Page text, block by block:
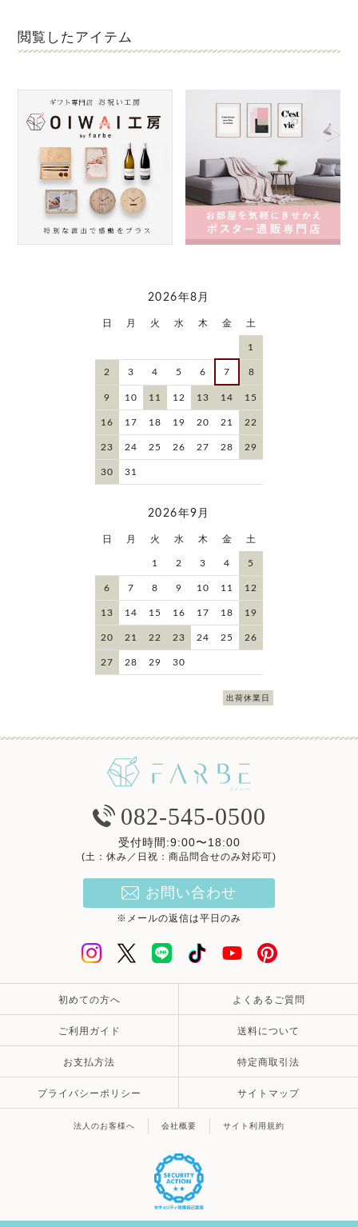
閲覧したアイテム
2026年8月
日 月 火 水 木 金 土
1
2 3 4 5 6 7 8
9 10 11 12 13 14 15
16 17 18 19 20 21 22
23 24 25 26 27 28 29
30 31
2026年9月
日 月 火 水 木 金 土
1 2 3 4 5
6 7 8 9 10 11 12
13 14 15 16 17 18 19
20 21 22 23 24 25 26
27 28 29 30
出荷休業日
082-545-0500
受付時間:9:00〜18:00
(土：休み／日祝：商品問合せのみ対応可)
お問い合わせ
※メールの返信は平日のみ
初めての方へ よくあるご質問
ご利用ガイド 送料について
お支払方法 特定商取引法
プライバシーポリシー サイトマップ
法人のお客様へ 会社概要 サイト利用規約